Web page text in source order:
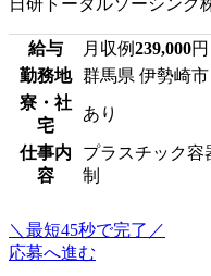
給与 月収例239,000円
勤務地
群馬県 伊勢崎市
寮・社
宅
あり
仕事内
容
プラスチック容
制
＼最短45秒で完了／
応募へ進む